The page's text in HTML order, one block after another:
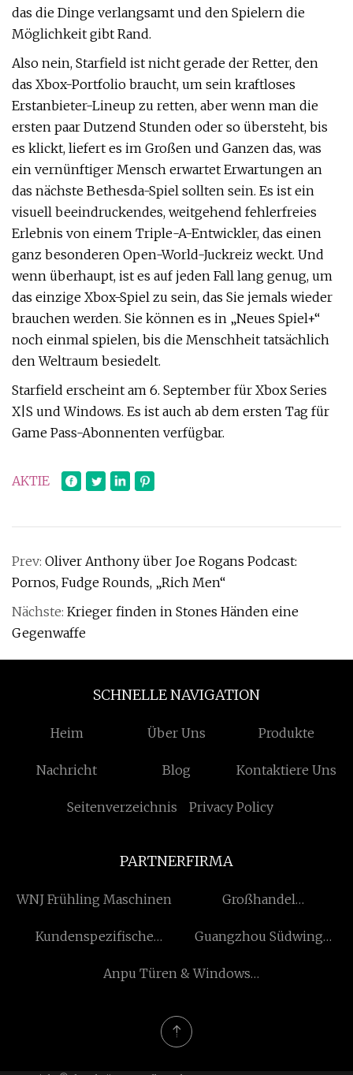
das die Dinge verlangsamt und den Spielern die
Möglichkeit gibt Rand.
Also nein, Starfield ist nicht gerade der Retter, den
das Xbox-Portfolio braucht, um sein kraftloses
Erstanbieter-Lineup zu retten, aber wenn man die
ersten paar Dutzend Stunden oder so übersteht, bis
es klickt, liefert es im Großen und Ganzen das, was
ein vernünftiger Mensch erwartet Erwartungen an
das nächste Bethesda-Spiel sollten sein. Es ist ein
visuell beeindruckendes, weitgehend fehlerfreies
Erlebnis von einem Triple-A-Entwickler, das einen
ganz besonderen Open-World-Juckreiz weckt. Und
wenn überhaupt, ist es auf jeden Fall lang genug, um
das einzige Xbox-Spiel zu sein, das Sie jemals wieder
brauchen werden. Sie können es in „Neues Spiel+“
noch einmal spielen, bis die Menschheit tatsächlich
den Weltraum besiedelt.
Starfield erscheint am 6. September für Xbox Series
X|S und Windows. Es ist auch ab dem ersten Tag für
Game Pass-Abonnenten verfügbar.
AKTIE
Prev: Oliver Anthony über Joe Rogans Podcast:
Pornos, Fudge Rounds, „Rich Men“
Nächste: Krieger finden in Stones Händen eine
Gegenwaffe
SCHNELLE NAVIGATION
Heim Über Uns Produkte
Nachricht Blog Kontaktiere Uns
Seitenverzeichnis Privacy Policy
PARTNERFIRMA
WNJ Frühling Maschinen
Großhandel
Kundenspezifische
Guangzhou Südwing
Anpu Türen & Windows